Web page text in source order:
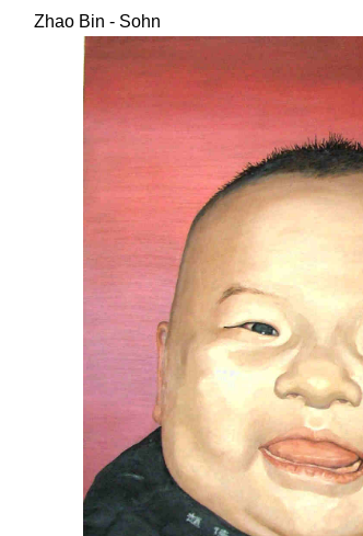
Zhao Bin - Sohn